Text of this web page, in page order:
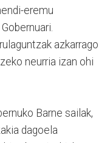
eremu
azkarrago
neurria izan ohi
Barne sailak,
dagoela